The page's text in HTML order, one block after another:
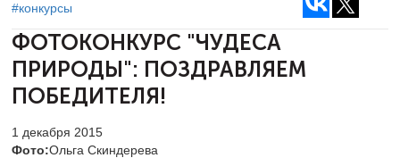
#конкурсы
ФОТОКОНКУРС "ЧУДЕСА
ПРИРОДЫ": ПОЗДРАВЛЯЕМ
ПОБЕДИТЕЛЯ!
1 декабря 2015
Фото:Ольга Скиндерева